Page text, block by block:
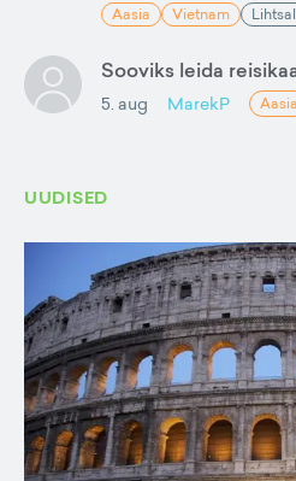
Aasia Vietnam
Sooviks leida
5. aug MarekP Aasia
UUDISED